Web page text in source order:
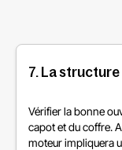
7. La
Vérifier la bonne
capot et du coffre.
moteur impliquera